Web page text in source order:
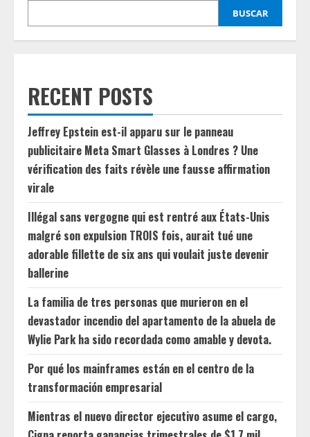
BUSCAR
RECENT POSTS
Jeffrey Epstein est-il apparu sur le panneau
publicitaire Meta Smart Glasses à Londres ? Une
vérification des faits révèle une fausse affirmation
virale
Illégal sans vergogne qui est rentré aux États-Unis
malgré son expulsion TROIS fois, aurait tué une
adorable fillette de six ans qui voulait juste devenir
ballerine
La familia de tres personas que murieron en el
devastador incendio del apartamento de la abuela de
Wylie Park ha sido recordada como amable y devota.
Por qué los mainframes están en el centro de la
transformación empresarial
Mientras el nuevo director ejecutivo asume el cargo,